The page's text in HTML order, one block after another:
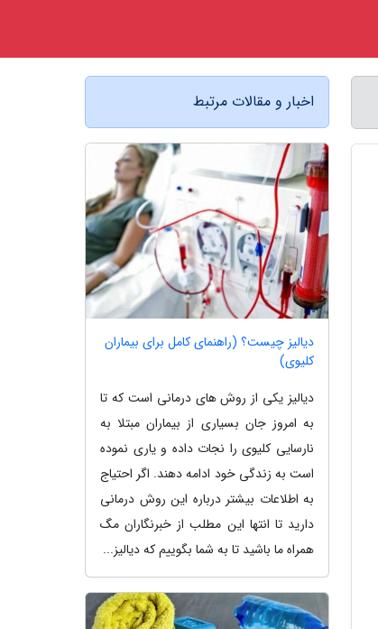
اخبار و مقالات مرتبط
دیالیز چیست؟ (راهنمای کامل برای بیماران
کلیوی)
دیالیز یکی از روش های درمانی است که تا
به امروز جان بسیاری از بیماران مبتلا به
نارسایی کلیوی را نجات داده و یاری نموده
است به زندگی خود ادامه دهند. اگر احتیاج
به اطلاعات بیشتر درباره این روش درمانی
دارید تا انتها این مطلب از خبرنگاران مگ
همراه ما باشید تا به شما بگوییم که دیالیز...